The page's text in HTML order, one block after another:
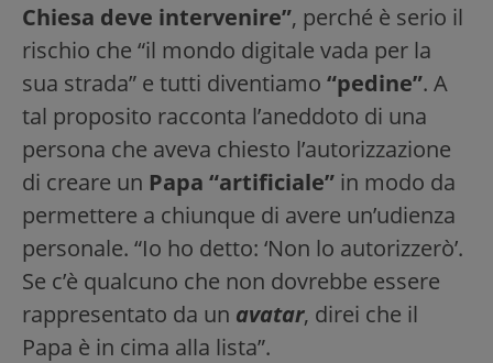
Chiesa deve intervenire”, perché è serio il
rischio che “il mondo digitale vada per la
sua strada” e tutti diventiamo “pedine”. A
tal proposito racconta l’aneddoto di una
persona che aveva chiesto l’autorizzazione
di creare un Papa “artificiale” in modo da
permettere a chiunque di avere un’udienza
personale. “Io ho detto: ‘Non lo autorizzerò’.
Se c’è qualcuno che non dovrebbe essere
rappresentato da un avatar, direi che il
Papa è in cima alla lista”.